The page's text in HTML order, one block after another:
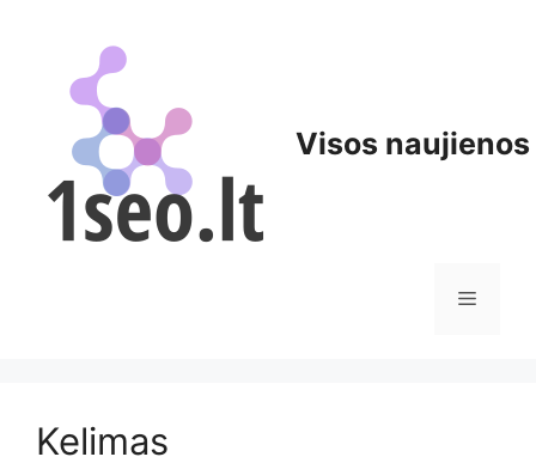
Visos
Meniu
Kelimas